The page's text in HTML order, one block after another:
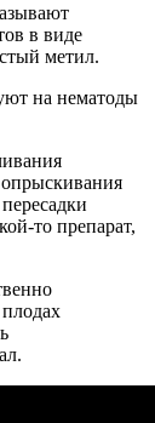
в виде
метил.
на нематоды
то препарат,